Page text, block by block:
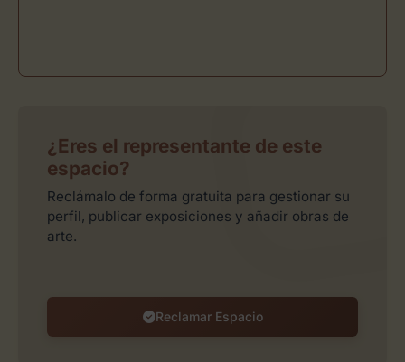
¿Eres el representante de este
espacio?
Reclámalo de forma gratuita para gestionar su
perfil, publicar exposiciones y añadir obras de
arte.
Reclamar Espacio